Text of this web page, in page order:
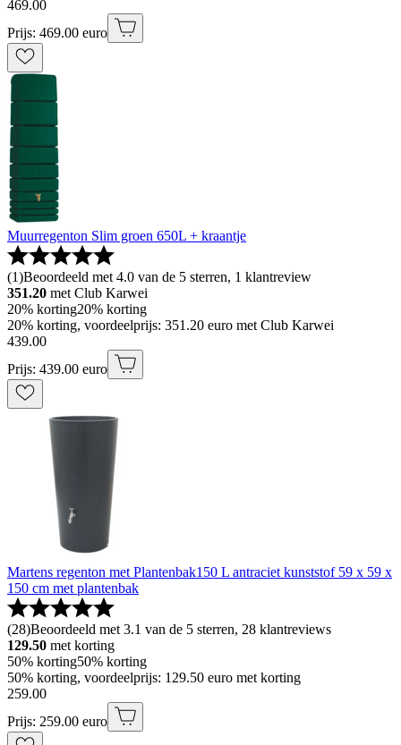
469.00
Prijs: 469.00 euro
Muurregenton Slim groen 650L + kraantje
(1)Beoordeeld met 4.0 van de 5 sterren, 1 klantreview
351.20 met Club Karwei
20% korting20% korting
20% korting, voordeelprijs: 351.20 euro met Club Karwei
439.00
Prijs: 439.00 euro
Martens regenton met Plantenbak150 L antraciet kunststof 59 x 59 x
150 cm met plantenbak
(28)Beoordeeld met 3.1 van de 5 sterren, 28 klantreviews
129.50 met korting
50% korting50% korting
50% korting, voordeelprijs: 129.50 euro met korting
259.00
Prijs: 259.00 euro